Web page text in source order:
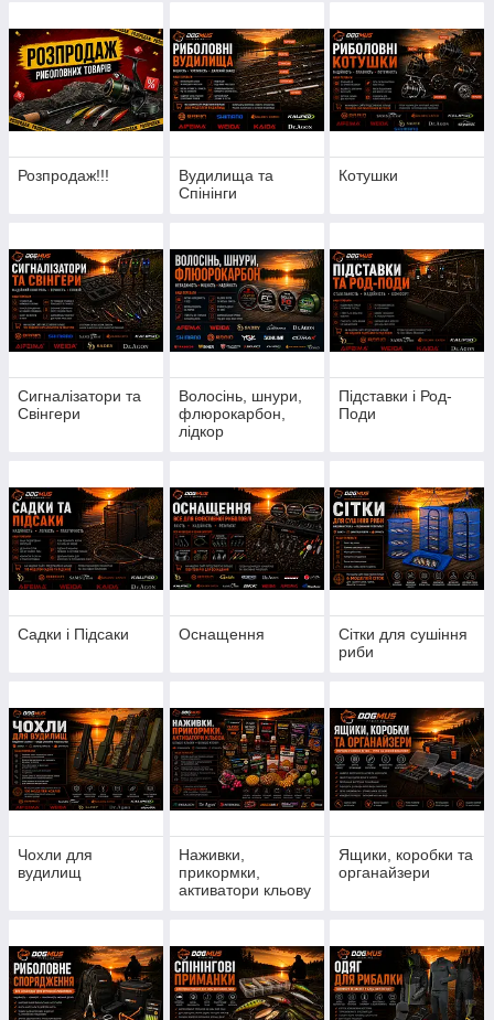
Розпродаж!!!
Вудилища та
Спінінги
Котушки
Сигналізатори та
Свінгери
Волосінь, шнури,
флюрокарбон,
лідкор
Підставки і Род-
Поди
Садки і Підсаки Оснащення
Сітки для сушіння
риби
Чохли для
вудилищ
Наживки,
прикормки,
активатори кльову
Ящики, коробки та
органайзери